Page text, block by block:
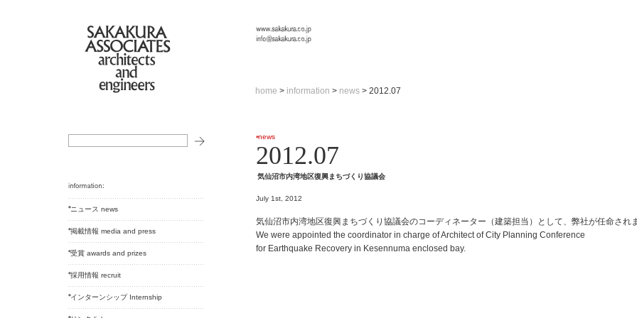
home > information > news > 2012.07
ニュース news
掲載情報 media and press
受賞 awards and prizes
採用情報 recruit
インターンシップ Internship
news
2012.07
気仙沼市内湾地区復興まちづくり協議会
July 1st, 2012
気仙沼市内湾地区復興まちづくり協議会のコーディネーター（建築担当）として、弊社が任命され
We were appointed the coordinator in charge of Architect of City Planning Conference
for Earthquake Recovery in Kesennuma enclosed bay.